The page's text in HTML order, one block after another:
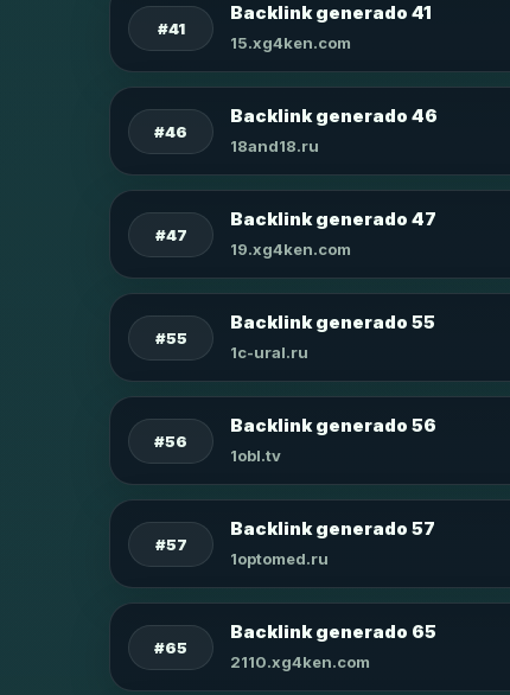
#41
Backlink generado 41
15.xg4ken.com
#46
Backlink generado 46
18and18.ru
#47
Backlink generado 47
19.xg4ken.com
#55
Backlink generado 55
1c-ural.ru
#56
Backlink generado 56
1obl.tv
#57
Backlink generado 57
1optomed.ru
#65
Backlink generado 65
2110.xg4ken.com